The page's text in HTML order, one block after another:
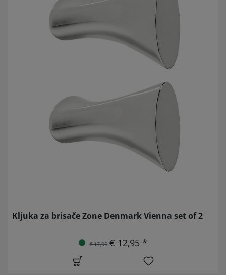
Kljuka za brisače Zone Denmark Vienna set of 2
€ 17,95 € 12,95 *